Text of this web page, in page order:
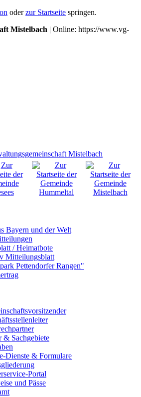
oderzur Startseite springen.
Mistelbach | Online: https://www.vg-
Bayern und der Welt
/ Heimatbote
Mitteilungsblatt
Pettendorfer Rangen"
& Sachgebiete
Dienste & Formulare
Portal
und Pässe